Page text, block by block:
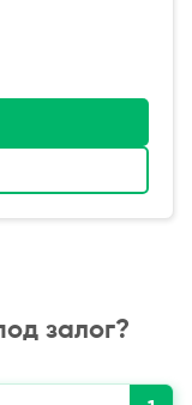
залог?